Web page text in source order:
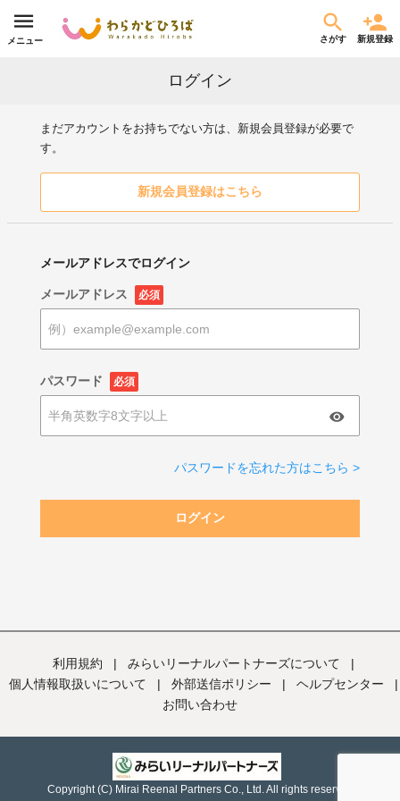
メニュー さがす 新規登録
ログイン
まだアカウントをお持ちでない方は、新規会員登録が必要で
す。
新規会員登録はこちら
メールアドレスでログイン
メールアドレス 必須
パスワード 必須
パスワードを忘れた方はこちら >
ログイン
利用規約 | みらいリーナルパートナーズについて
|
個人情報取扱いについて
| 外部送信ポリシー | ヘルプセンター
|
お問い合わせ
Copyright (C) Mirai Reenal Partners Co., Ltd. All rights reserved